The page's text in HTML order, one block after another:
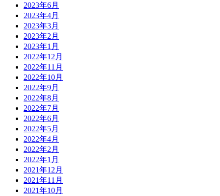
2023年6月
2023年4月
2023年3月
2023年2月
2023年1月
2022年12月
2022年11月
2022年10月
2022年9月
2022年8月
2022年7月
2022年6月
2022年5月
2022年4月
2022年2月
2022年1月
2021年12月
2021年11月
2021年10月